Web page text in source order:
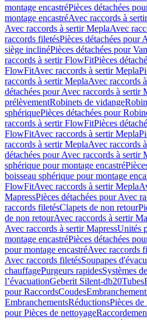
montage encastréPièces détachées
montage encastréAvec raccords à
Avec raccords à sertir MeplaAvec
raccords filetésPièces détachées pour
siège inclinéPièces détachées pour
raccords à sertir FlowFitPièces
FlowFitAvec raccords à sertir Mepla
raccords à sertir MeplaAvec raccords
détachées pour Avec raccords à sertir
prélèvementRobinets de vidange
sphériquePièces détachées pour
raccords à sertir FlowFitPièces
FlowFitAvec raccords à sertir Mepla
raccords à sertir MeplaAvec raccords
détachées pour Avec raccords à sertir
sphérique pour montage encastré
boisseau sphérique pour montage
FlowFitAvec raccords à sertir Mepla
MapressPièces détachées pour Avec
raccords filetésClapets de non retour
de non retourAvec raccords à sertir
Avec raccords à sertir MapressUnités
montage encastréPièces détachées
pour montage encastréAvec raccords
Avec raccords filetésSoupapes
chauffagePurgeurs rapidesSystèmes
l’évacuationGeberit Silent-db20Tubes
pour RaccordsCoudes
EmbranchementsRéductionsPièces de
pour Pièces de nettoyage